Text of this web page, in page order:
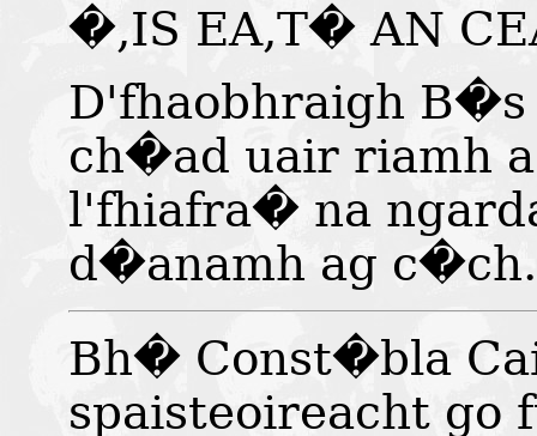
�,IS EA,T� AN
D'fhaobhraigh
ch�ad uair riamh
l'fhiafra� na
d�anamh ag c�ch.
Bh� Const�bla
spaisteoireacht go